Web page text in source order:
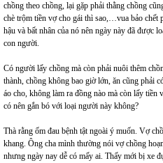
chồng theo chồng, lại gặp phải thằng chồng
chè trộm tiền vợ cho gái thì sao,…vua bảo
hậu và bất nhân của nó nên ngày này đã được
con người.
Có người lấy chồng mà còn phải nuôi thêm
thành, chồng không bao giờ lớn, ăn cũng phải
áo cho, không làm ra đồng nào mà còn lấy
có nên gắn bó với loại người này không?
Thà rằng ốm đau bệnh tật ngoài ý muốn. Vợ
khang. Ông cha mình thường nói vợ chồng
nhưng ngày nay dễ có mấy ai. Thấy mới bị xe